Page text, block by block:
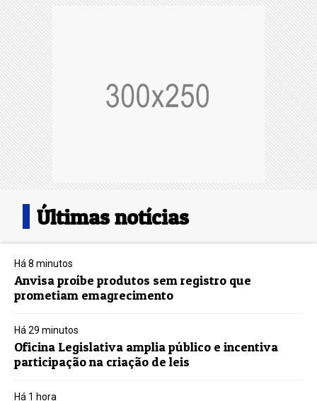
Últimas notícias
Há 8 minutos
Anvisa proíbe produtos sem registro que
prometiam emagrecimento
Há 29 minutos
Oficina Legislativa amplia público e incentiva
participação na criação de leis
Há 1 hora